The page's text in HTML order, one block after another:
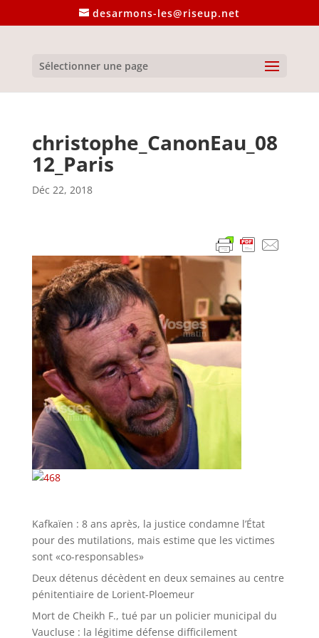
desarmons-les@riseup.net
Sélectionner une page
christophe_CanonEau_08
12_Paris
Déc 22, 2018
Kafkaïen : 8 ans après, la justice condamne l’État
pour des mutilations, mais estime que les victimes
sont «co-responsables»
Deux détenus décèdent en deux semaines au centre
pénitentiaire de Lorient-Ploemeur
Mort de Cheikh F., tué par un policier municipal du
Vaucluse : la légitime défense difficilement